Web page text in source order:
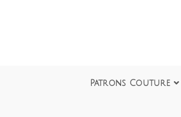
Patrons Couture